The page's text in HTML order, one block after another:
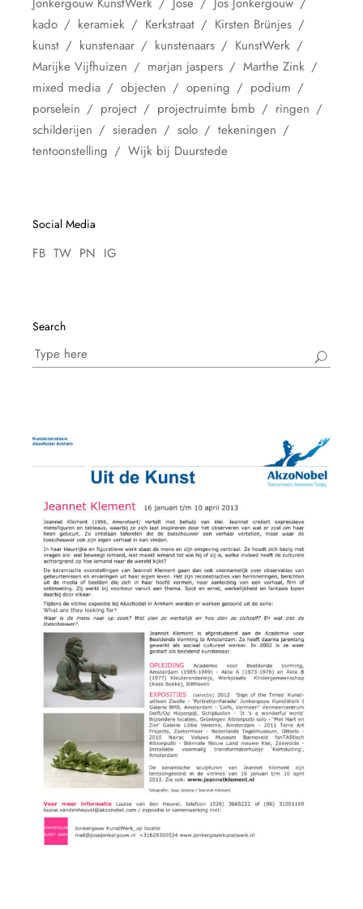
kado
keramiek Kerkstraat
Kirsten Brünjes
kunst
kunstenaar kunstenaars
KunstWerk
Marijke Vijfhuizen
marjan jaspers
Marthe Zink
mixed media
objecten opening
podium
porselein
project projectruimte bmb
ringen
schilderijen
sieraden solo
tekeningen
tentoonstelling
Wijk bij Duurstede
Social Media
FB TW PN IG
Search
Search
for: